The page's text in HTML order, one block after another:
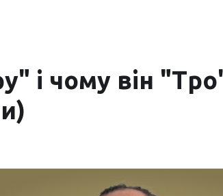
і чому він